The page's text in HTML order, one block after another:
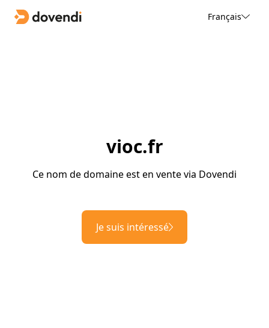
Français
vioc.fr
Ce nom de domaine est en vente via Dovendi
Je suis intéressé